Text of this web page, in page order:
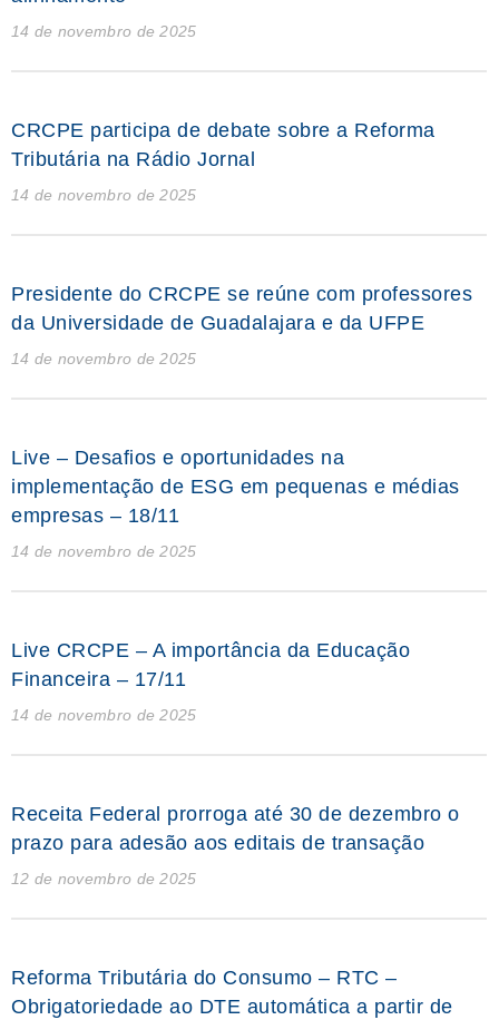
14 de novembro de 2025
CRCPE participa de debate sobre a Reforma
Tributária na Rádio Jornal
14 de novembro de 2025
Presidente do CRCPE se reúne com professores
da Universidade de Guadalajara e da UFPE
14 de novembro de 2025
Live – Desafios e oportunidades na
implementação de ESG em pequenas e médias
empresas – 18/11
14 de novembro de 2025
Live CRCPE – A importância da Educação
Financeira – 17/11
14 de novembro de 2025
Receita Federal prorroga até 30 de dezembro o
prazo para adesão aos editais de transação
12 de novembro de 2025
Reforma Tributária do Consumo – RTC –
Obrigatoriedade ao DTE automática a partir de